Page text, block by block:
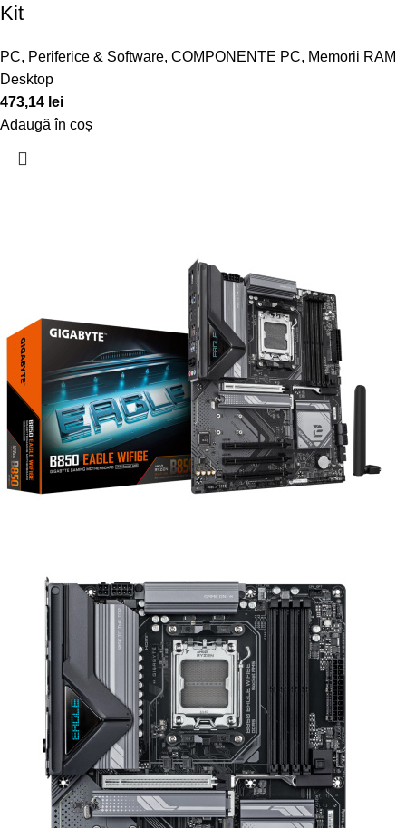
Kit
PC, Periferice & Software, COMPONENTE PC, Memorii RAM
Desktop
473,14 lei
Adaugă în coș